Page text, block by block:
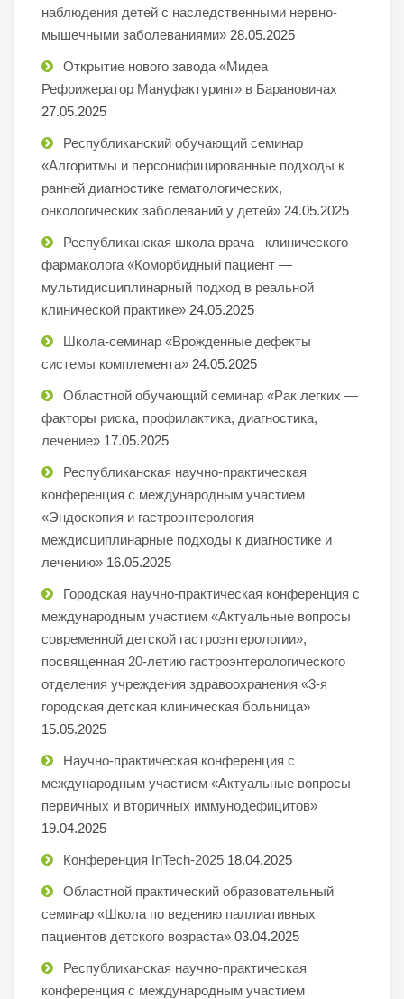
наблюдения детей с наследственными нервно-
мышечными заболеваниями» 28.05.2025
Открытие нового завода «Мидеа
Рефрижератор Мануфактуринг» в Барановичах
27.05.2025
Республиканский обучающий семинар
«Алгоритмы и персонифицированные подходы к
ранней диагностике гематологических,
онкологических заболеваний у детей» 24.05.2025
Республиканская школа врача –клинического
фармаколога «Коморбидный пациент —
мультидисциплинарный подход в реальной
клинической практике» 24.05.2025
Школа-семинар «Врожденные дефекты
системы комплемента» 24.05.2025
Областной обучающий семинар «Рак легких —
факторы риска, профилактика, диагностика,
лечение» 17.05.2025
Республиканская научно-практическая
конференция с международным участием
«Эндоскопия и гастроэнтерология –
междисциплинарные подходы к диагностике и
лечению» 16.05.2025
Городская научно-практическая конференция с
международным участием «Актуальные вопросы
современной детской гастроэнтерологии»,
посвященная 20-летию гастроэнтерологического
отделения учреждения здравоохранения «3-я
городская детская клиническая больница»
15.05.2025
Научно-практическая конференция с
международным участием «Актуальные вопросы
первичных и вторичных иммунодефицитов»
19.04.2025
Конференция InTech-2025 18.04.2025
Областной практический образовательный
семинар «Школа по ведению паллиативных
пациентов детского возраста» 03.04.2025
Республиканская научно-практическая
конференция с международным участием